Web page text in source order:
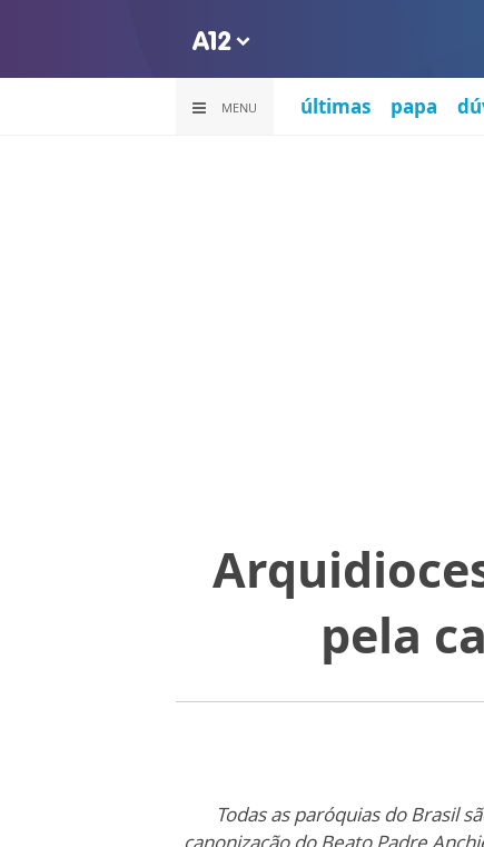
MENU últimas papa
pela
Todas as paróquias do Brasil